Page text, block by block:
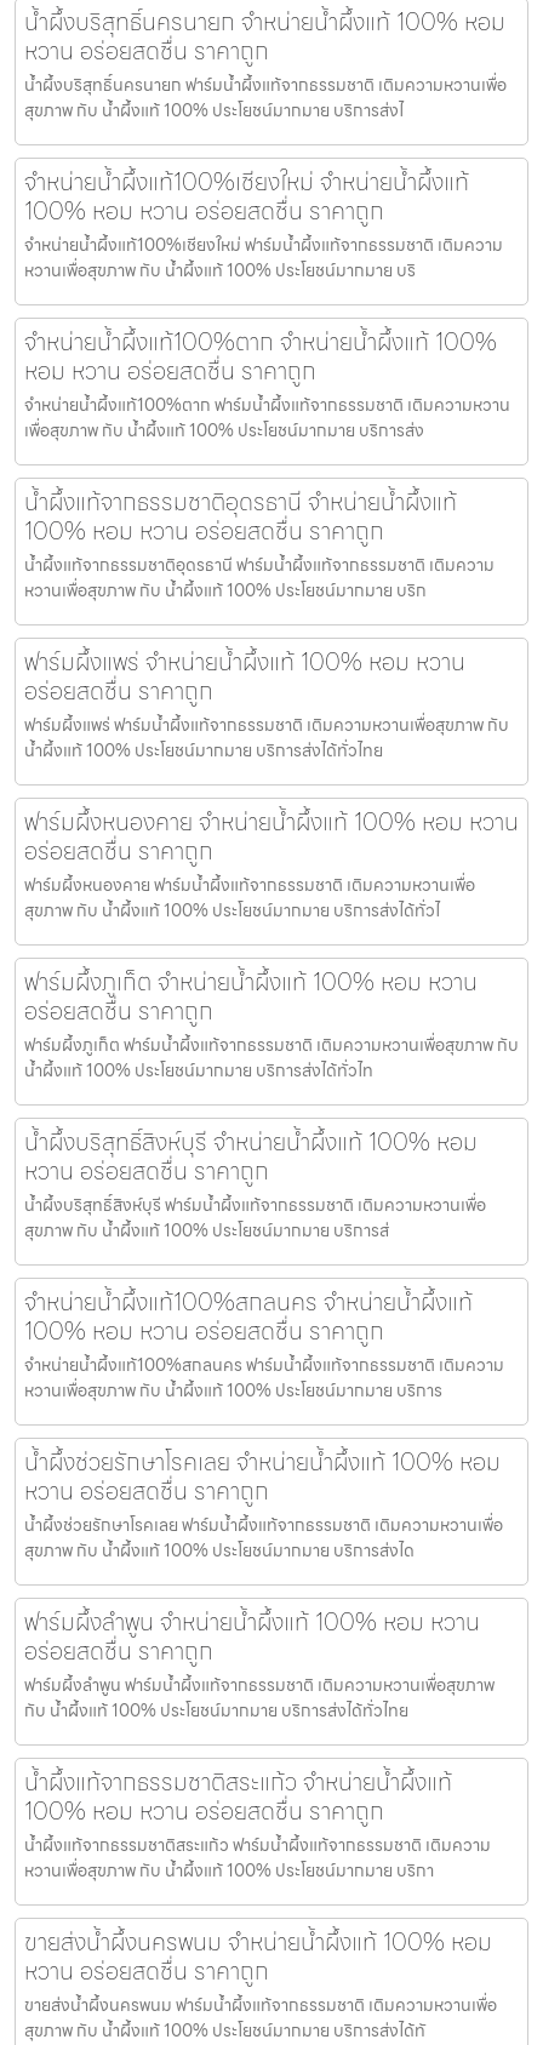
น้ำผึ้งบริสุทธิ์นครนายก จำหน่ายน้ำผึ้งแท้ 100% หอม
หวาน อร่อยสดชื่น ราคาถูก
น้ำผึ้งบริสุทธิ์นครนายก ฟาร์มน้ำผึ้งแท้จากธรรมชาติ เติมความหวานเพื่อ
สุขภาพ กับ น้ำผึ้งแท้ 100% ประโยชน์มากมาย บริการส่งไ
จำหน่ายน้ำผึ้งแท้100%เชียงใหม่ จำหน่ายน้ำผึ้งแท้
100% หอม หวาน อร่อยสดชื่น ราคาถูก
จำหน่ายน้ำผึ้งแท้100%เชียงใหม่ ฟาร์มน้ำผึ้งแท้จากธรรมชาติ เติมความ
หวานเพื่อสุขภาพ กับ น้ำผึ้งแท้ 100% ประโยชน์มากมาย บริ
จำหน่ายน้ำผึ้งแท้100%ตาก จำหน่ายน้ำผึ้งแท้ 100%
หอม หวาน อร่อยสดชื่น ราคาถูก
จำหน่ายน้ำผึ้งแท้100%ตาก ฟาร์มน้ำผึ้งแท้จากธรรมชาติ เติมความหวาน
เพื่อสุขภาพ กับ น้ำผึ้งแท้ 100% ประโยชน์มากมาย บริการส่ง
น้ำผึ้งแท้จากธรรมชาติอุดรธานี จำหน่ายน้ำผึ้งแท้
100% หอม หวาน อร่อยสดชื่น ราคาถูก
น้ำผึ้งแท้จากธรรมชาติอุดรธานี ฟาร์มน้ำผึ้งแท้จากธรรมชาติ เติมความ
หวานเพื่อสุขภาพ กับ น้ำผึ้งแท้ 100% ประโยชน์มากมาย บริก
ฟาร์มผึ้งแพร่ จำหน่ายน้ำผึ้งแท้ 100% หอม หวาน
อร่อยสดชื่น ราคาถูก
ฟาร์มผึ้งแพร่ ฟาร์มน้ำผึ้งแท้จากธรรมชาติ เติมความหวานเพื่อสุขภาพ กับ
น้ำผึ้งแท้ 100% ประโยชน์มากมาย บริการส่งได้ทั่วไทย
ฟาร์มผึ้งหนองคาย จำหน่ายน้ำผึ้งแท้ 100% หอม หวาน
อร่อยสดชื่น ราคาถูก
ฟาร์มผึ้งหนองคาย ฟาร์มน้ำผึ้งแท้จากธรรมชาติ เติมความหวานเพื่อ
สุขภาพ กับ น้ำผึ้งแท้ 100% ประโยชน์มากมาย บริการส่งได้ทั่วไ
ฟาร์มผึ้งภูเก็ต จำหน่ายน้ำผึ้งแท้ 100% หอม หวาน
อร่อยสดชื่น ราคาถูก
ฟาร์มผึ้งภูเก็ต ฟาร์มน้ำผึ้งแท้จากธรรมชาติ เติมความหวานเพื่อสุขภาพ กับ
น้ำผึ้งแท้ 100% ประโยชน์มากมาย บริการส่งได้ทั่วไท
น้ำผึ้งบริสุทธิ์สิงห์บุรี จำหน่ายน้ำผึ้งแท้ 100% หอม
หวาน อร่อยสดชื่น ราคาถูก
น้ำผึ้งบริสุทธิ์สิงห์บุรี ฟาร์มน้ำผึ้งแท้จากธรรมชาติ เติมความหวานเพื่อ
สุขภาพ กับ น้ำผึ้งแท้ 100% ประโยชน์มากมาย บริการส่
จำหน่ายน้ำผึ้งแท้100%สกลนคร จำหน่ายน้ำผึ้งแท้
100% หอม หวาน อร่อยสดชื่น ราคาถูก
จำหน่ายน้ำผึ้งแท้100%สกลนคร ฟาร์มน้ำผึ้งแท้จากธรรมชาติ เติมความ
หวานเพื่อสุขภาพ กับ น้ำผึ้งแท้ 100% ประโยชน์มากมาย บริการ
น้ำผึ้งช่วยรักษาโรคเลย จำหน่ายน้ำผึ้งแท้ 100% หอม
หวาน อร่อยสดชื่น ราคาถูก
น้ำผึ้งช่วยรักษาโรคเลย ฟาร์มน้ำผึ้งแท้จากธรรมชาติ เติมความหวานเพื่อ
สุขภาพ กับ น้ำผึ้งแท้ 100% ประโยชน์มากมาย บริการส่งได
ฟาร์มผึ้งลำพูน จำหน่ายน้ำผึ้งแท้ 100% หอม หวาน
อร่อยสดชื่น ราคาถูก
ฟาร์มผึ้งลำพูน ฟาร์มน้ำผึ้งแท้จากธรรมชาติ เติมความหวานเพื่อสุขภาพ
กับ น้ำผึ้งแท้ 100% ประโยชน์มากมาย บริการส่งได้ทั่วไทย
น้ำผึ้งแท้จากธรรมชาติสระแก้ว จำหน่ายน้ำผึ้งแท้
100% หอม หวาน อร่อยสดชื่น ราคาถูก
น้ำผึ้งแท้จากธรรมชาติสระแก้ว ฟาร์มน้ำผึ้งแท้จากธรรมชาติ เติมความ
หวานเพื่อสุขภาพ กับ น้ำผึ้งแท้ 100% ประโยชน์มากมาย บริกา
ขายส่งน้ำผึ้งนครพนม จำหน่ายน้ำผึ้งแท้ 100% หอม
หวาน อร่อยสดชื่น ราคาถูก
ขายส่งน้ำผึ้งนครพนม ฟาร์มน้ำผึ้งแท้จากธรรมชาติ เติมความหวานเพื่อ
สุขภาพ กับ น้ำผึ้งแท้ 100% ประโยชน์มากมาย บริการส่งได้ทั